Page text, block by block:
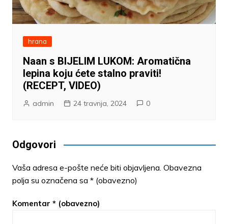
hrana
Naan s BIJELIM LUKOM: Aromatična
lepina koju ćete stalno praviti!
(RECEPT, VIDEO)
admin 24 travnja, 2024 0
Odgovori
Vaša adresa e-pošte neće biti objavljena. Obavezna
polja su označena sa * (obavezno)
Komentar * (obavezno)